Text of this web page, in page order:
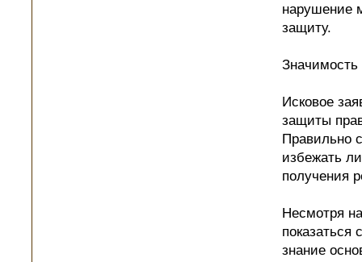
нарушение
защиту.
Значимость
Исковое
защиты
Правильно
избежать
получения
Несмотря
показаться
знание